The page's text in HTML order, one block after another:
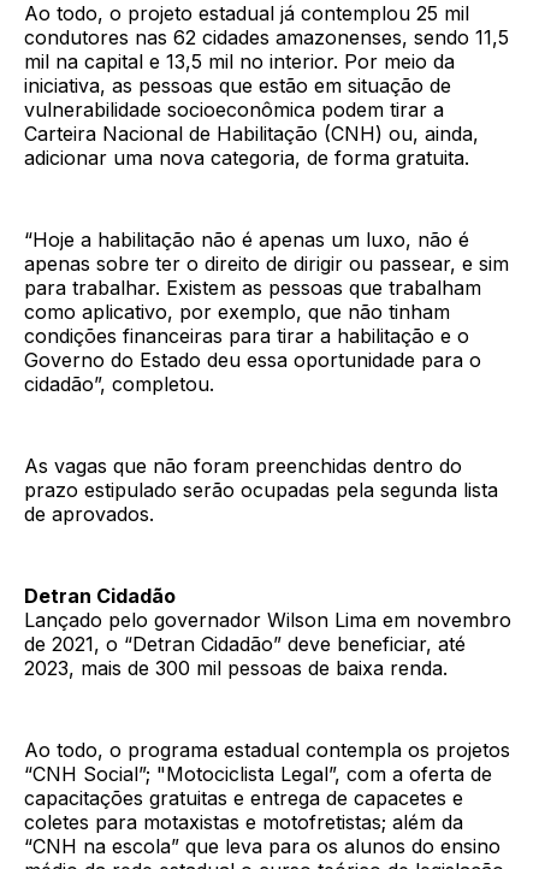
Ao todo, o projeto estadual já contemplou 25 mil
condutores nas 62 cidades amazonenses, sendo 11,5
mil na capital e 13,5 mil no interior. Por meio da
iniciativa, as pessoas que estão em situação de
vulnerabilidade socioeconômica podem tirar a
Carteira Nacional de Habilitação (CNH) ou, ainda,
adicionar uma nova categoria, de forma gratuita.
“Hoje a habilitação não é apenas um luxo, não é
apenas sobre ter o direito de dirigir ou passear, e sim
para trabalhar. Existem as pessoas que trabalham
como aplicativo, por exemplo, que não tinham
condições financeiras para tirar a habilitação e o
Governo do Estado deu essa oportunidade para o
cidadão”, completou.
As vagas que não foram preenchidas dentro do
prazo estipulado serão ocupadas pela segunda lista
de aprovados.
Detran Cidadão
Lançado pelo governador Wilson Lima em novembro
de 2021, o “Detran Cidadão” deve beneficiar, até
2023, mais de 300 mil pessoas de baixa renda.
Ao todo, o programa estadual contempla os projetos
“CNH Social”; "Motociclista Legal”, com a oferta de
capacitações gratuitas e entrega de capacetes e
coletes para motaxistas e motofretistas; além da
“CNH na escola” que leva para os alunos do ensino